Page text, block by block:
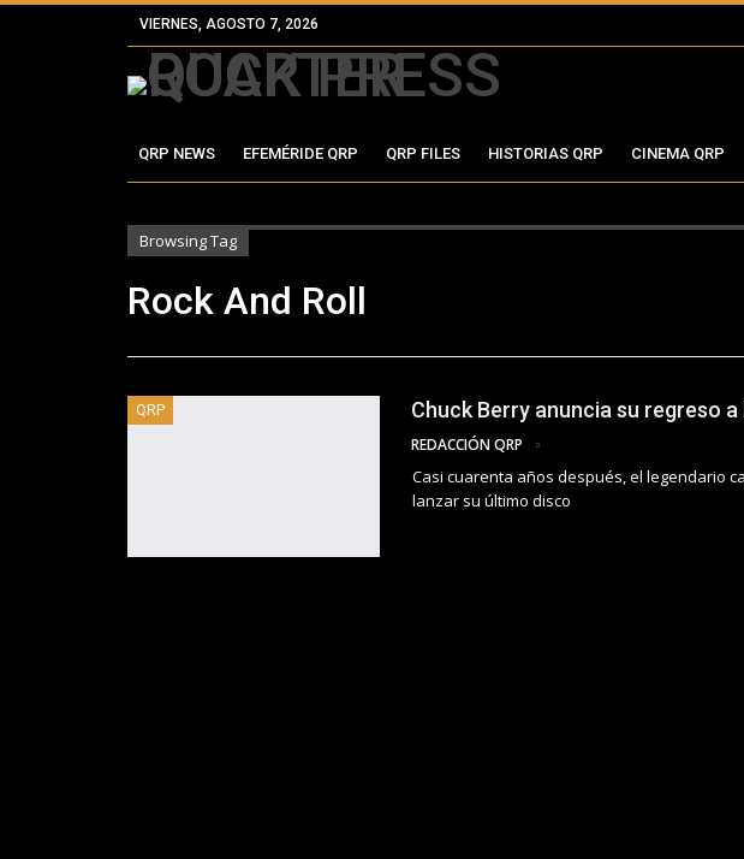
VIERNES, AGOSTO 7, 2026
QRP NEWS EFEMÉRIDE QRP QRP FILES HISTORIAS QRP CINEMA QRP
Browsing Tag
Rock And Roll
QRP Chuck Berry anuncia su regreso a
REDACCIÓN QRP
Casi cuarenta años después, el legendario
lanzar su último disco